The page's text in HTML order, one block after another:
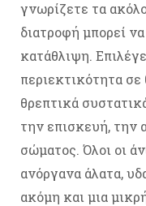
γνωρίζετε τα
διατροφή μπορεί
κατάθλιψη.
περιεκτικότητα
θρεπτικά
την επισκευή, την
σώματος. Όλοι οι
ανόργανα άλατα,
ακόμη και μια